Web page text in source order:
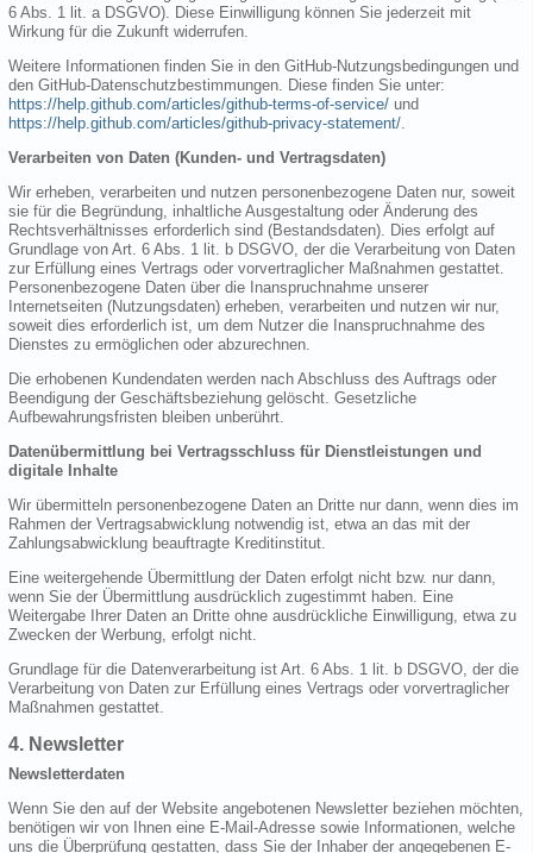
6 Abs. 1 lit. a DSGVO). Diese Einwilligung können Sie jederzeit mit
Wirkung für die Zukunft widerrufen.
Weitere Informationen finden Sie in den GitHub-Nutzungsbedingungen und
den GitHub-Datenschutzbestimmungen. Diese finden Sie unter:
https://help.github.com/articles/github-terms-of-service/ und
https://help.github.com/articles/github-privacy-statement/.
Verarbeiten von Daten (Kunden- und Vertragsdaten)
Wir erheben, verarbeiten und nutzen personenbezogene Daten nur, soweit
sie für die Begründung, inhaltliche Ausgestaltung oder Änderung des
Rechtsverhältnisses erforderlich sind (Bestandsdaten). Dies erfolgt auf
Grundlage von Art. 6 Abs. 1 lit. b DSGVO, der die Verarbeitung von Daten
zur Erfüllung eines Vertrags oder vorvertraglicher Maßnahmen gestattet.
Personenbezogene Daten über die Inanspruchnahme unserer
Internetseiten (Nutzungsdaten) erheben, verarbeiten und nutzen wir nur,
soweit dies erforderlich ist, um dem Nutzer die Inanspruchnahme des
Dienstes zu ermöglichen oder abzurechnen.
Die erhobenen Kundendaten werden nach Abschluss des Auftrags oder
Beendigung der Geschäftsbeziehung gelöscht. Gesetzliche
Aufbewahrungsfristen bleiben unberührt.
Datenübermittlung bei Vertragsschluss für Dienstleistungen und
digitale Inhalte
Wir übermitteln personenbezogene Daten an Dritte nur dann, wenn dies im
Rahmen der Vertragsabwicklung notwendig ist, etwa an das mit der
Zahlungsabwicklung beauftragte Kreditinstitut.
Eine weitergehende Übermittlung der Daten erfolgt nicht bzw. nur dann,
wenn Sie der Übermittlung ausdrücklich zugestimmt haben. Eine
Weitergabe Ihrer Daten an Dritte ohne ausdrückliche Einwilligung, etwa zu
Zwecken der Werbung, erfolgt nicht.
Grundlage für die Datenverarbeitung ist Art. 6 Abs. 1 lit. b DSGVO, der die
Verarbeitung von Daten zur Erfüllung eines Vertrags oder vorvertraglicher
Maßnahmen gestattet.
4. Newsletter
Newsletterdaten
Wenn Sie den auf der Website angebotenen Newsletter beziehen möchten,
benötigen wir von Ihnen eine E-Mail-Adresse sowie Informationen, welche
uns die Überprüfung gestatten, dass Sie der Inhaber der angegebenen E-